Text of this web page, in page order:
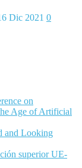
Dic 2021 0
on
Age of Artificial
and Looking
superior UE-